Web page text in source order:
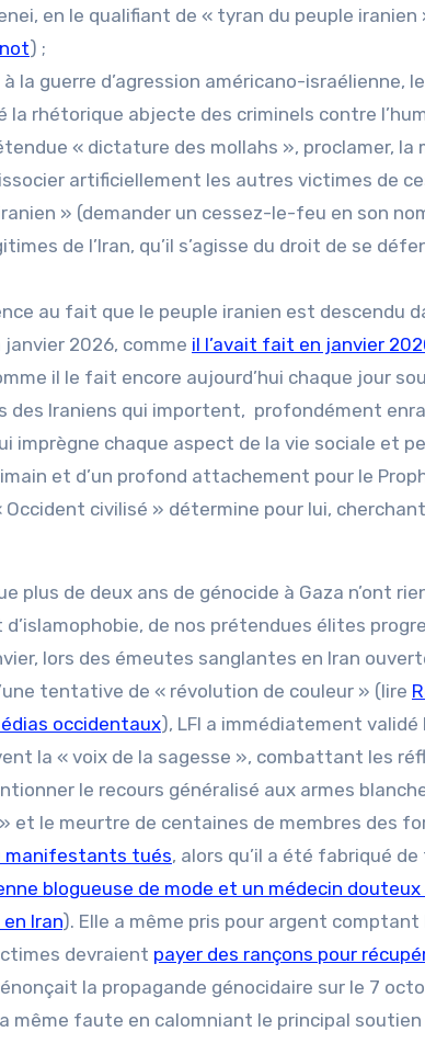
en le qualifiant de « tyran du peuple iranien
) ;
la guerre d’agression américano-israélienne,
la rhétorique abjecte des criminels contre
« dictature des mollahs », proclamer, la
artificiellement les autres victimes de
» (demander un cessez-le-feu en son
de l’Iran, qu’il s’agisse du droit de se
au fait que le peuple iranien est descendu
2026, comme il l’avait fait en janvier
il le fait encore aujourd’hui chaque jour
des Iraniens qui importent, profondément
imprègne chaque aspect de la vie sociale et
et d’un profond attachement pour le
civilisé » détermine pour lui,
de deux ans de génocide à Gaza n’ont
d’islamophobie, de nos prétendues élites
lors des émeutes sanglantes en Iran
tentative de « révolution de couleur » (lire
occidentaux), LFI a immédiatement validé
la « voix de la sagesse », combattant les
le recours généralisé aux armes
et le meurtre de centaines de membres des
manifestants tués, alors qu’il a été fabriqué
blogueuse de mode et un médecin douteux
Iran). Elle a même pris pour argent comptant
devraient payer des rançons pour
la propagande génocidaire sur le 7
même faute en calomniant le principal